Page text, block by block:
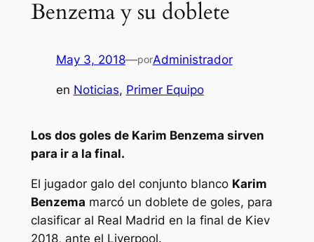
Benzema y su doblete
May 3, 2018—porAdministrador
en Noticias, Primer Equipo
Los dos goles de Karim Benzema sirven
para ir a la final.
El jugador galo del conjunto blanco Karim
Benzema marcó un doblete de goles, para
clasificar al Real Madrid en la final de Kiev
2018, ante el Liverpool.